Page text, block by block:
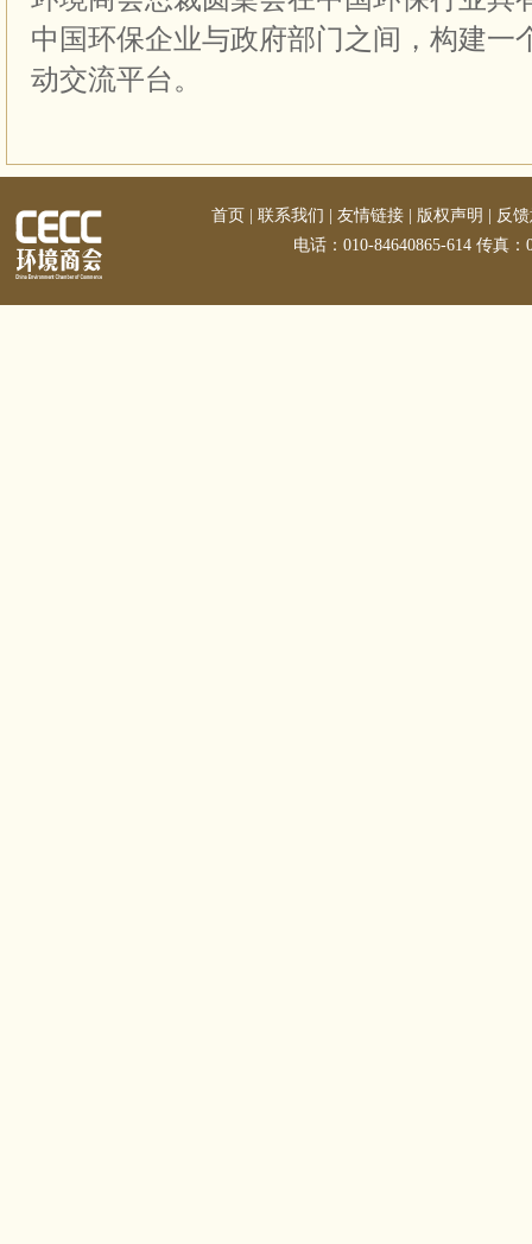
中国环保企业与政府部门之间，构建一
动交流平台。
首页 联系我们 友情链接 版权声明
反
电话：010-84640865-614 传真